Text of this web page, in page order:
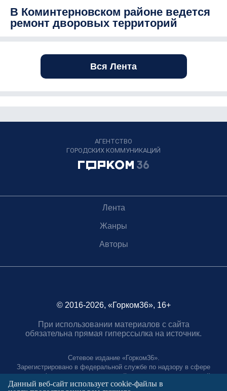
В Коминтерновском районе ведется
ремонт дворовых территорий
Вся Лента
АГЕНТСТВО
ГОРОДСКИХ КОММУНИКАЦИЙ
Лента
Жанры
Авторы
© 2016-2026, «Горком36», 16+
При использовании материалов с сайта
обязательна прямая гиперссылка на источник.
Сетевое издание «Горком36».
Зарегистрировано в федеральной службе по надзору в сфере
связи, информационных технологий и массовых коммуникаций.
Регистрационный номер ЭЛ № ФС77-88966 от 21 января 2025 г.
Данный веб-сайт использует cookie-файлы в